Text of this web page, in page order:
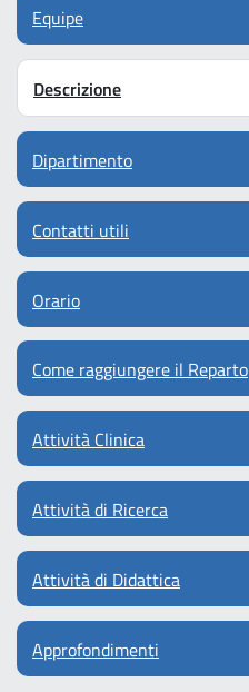
Equipe
Descrizione
Dipartimento
Contatti utili
Orario
Come raggiungere il Reparto
Attività Clinica
Attività di Ricerca
Attività di Didattica
Approfondimenti